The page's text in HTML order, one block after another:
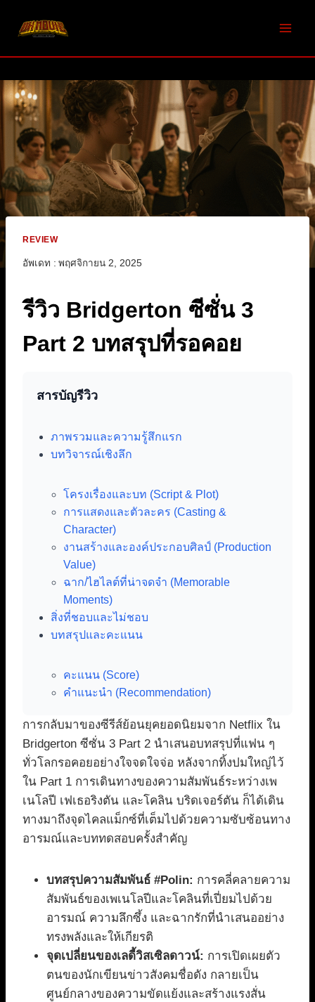
REVIEW
อัพเดท : พฤศจิกายน 2, 2025
รีวิว Bridgerton ซีซั่น 3
Part 2 บทสรุปที่รอคอย
สารบัญรีวิว
ภาพรวมและความรู้สึกแรก
บทวิจารณ์เชิงลึก
โครงเรื่องและบท (Script & Plot)
การแสดงและตัวละคร (Casting &
Character)
งานสร้างและองค์ประกอบศิลป์ (Production
Value)
ฉาก/ไฮไลต์ที่น่าจดจำ (Memorable
Moments)
สิ่งที่ชอบและไม่ชอบ
บทสรุปและคะแนน
คะแนน (Score)
คำแนะนำ (Recommendation)
การกลับมาของซีรีส์ย้อนยุคยอดนิยมจาก Netflix ใน
Bridgerton ซีซั่น 3 Part 2 นำเสนอบทสรุปที่แฟน ๆ
ทั่วโลกรอคอยอย่างใจจดใจจ่อ หลังจากทิ้งปมใหญ่ไว้
ใน Part 1 การเดินทางของความสัมพันธ์ระหว่างเพ
เนโลปี เฟเธอริงตัน และโคลิน บริดเจอร์ตัน ก็ได้เดิน
ทางมาถึงจุดไคลแม็กซ์ที่เต็มไปด้วยความซับซ้อนทาง
อารมณ์และบททดสอบครั้งสำคัญ
บทสรุปความสัมพันธ์ #Polin: การคลี่คลายความ
สัมพันธ์ของเพเนโลปีและโคลินที่เปี่ยมไปด้วย
อารมณ์ ความลึกซึ้ง และฉากรักที่นำเสนออย่าง
ทรงพลังและให้เกียรติ
จุดเปลี่ยนของเลดี้วิสเซิลดาวน์: การเปิดเผยตัว
ตนของนักเขียนข่าวสังคมชื่อดัง กลายเป็น
ศูนย์กลางของความขัดแย้งและสร้างแรงสั่น